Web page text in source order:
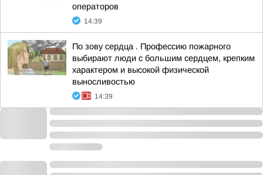
операторов
14:39
По зову сердца . Профессию пожарного
выбирают люди с большим сердцем, крепким
характером и высокой физической
выносливостью
14:39